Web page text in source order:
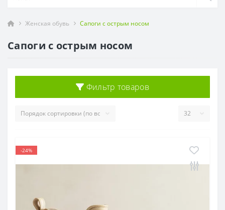
Женская обувь Сапоги с острым носом
Сапоги с острым носом
Фильтр товаров
-24%